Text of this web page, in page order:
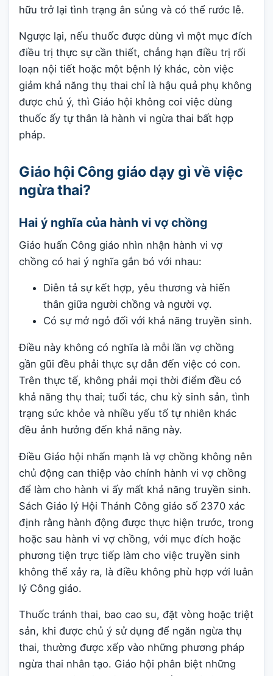
hữu trở lại tình trạng ân sủng và có thể rước lễ.
Ngược lại, nếu thuốc được dùng vì một mục đích
điều trị thực sự cần thiết, chẳng hạn điều trị rối
loạn nội tiết hoặc một bệnh lý khác, còn việc
giảm khả năng thụ thai chỉ là hậu quả phụ không
được chủ ý, thì Giáo hội không coi việc dùng
thuốc ấy tự thân là hành vi ngừa thai bất hợp
pháp.
Giáo hội Công giáo dạy gì về việc
ngừa thai?
Hai ý nghĩa của hành vi vợ chồng
Giáo huấn Công giáo nhìn nhận hành vi vợ
chồng có hai ý nghĩa gắn bó với nhau:
Diễn tả sự kết hợp, yêu thương và hiến
thân giữa người chồng và người vợ.
Có sự mở ngỏ đối với khả năng truyền sinh.
Điều này không có nghĩa là mỗi lần vợ chồng
gần gũi đều phải thực sự dẫn đến việc có con.
Trên thực tế, không phải mọi thời điểm đều có
khả năng thụ thai; tuổi tác, chu kỳ sinh sản, tình
trạng sức khỏe và nhiều yếu tố tự nhiên khác
đều ảnh hưởng đến khả năng này.
Điều Giáo hội nhấn mạnh là vợ chồng không nên
chủ động can thiệp vào chính hành vi vợ chồng
để làm cho hành vi ấy mất khả năng truyền sinh.
Sách Giáo lý Hội Thánh Công giáo số 2370 xác
định rằng hành động được thực hiện trước, trong
hoặc sau hành vi vợ chồng, với mục đích hoặc
phương tiện trực tiếp làm cho việc truyền sinh
không thể xảy ra, là điều không phù hợp với luân
lý Công giáo.
Thuốc tránh thai, bao cao su, đặt vòng hoặc triệt
sản, khi được chủ ý sử dụng để ngăn ngừa thụ
thai, thường được xếp vào những phương pháp
ngừa thai nhân tạo. Giáo hội phân biệt những